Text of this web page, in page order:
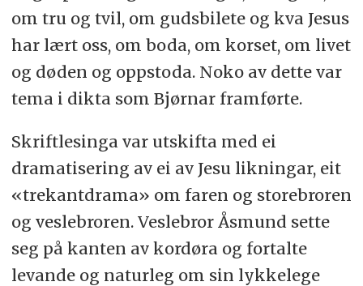
om tru og tvil, om gudsbilete og kva Jesus
har lært oss, om boda, om korset, om livet
og døden og oppstoda. Noko av dette var
tema i dikta som Bjørnar framførte.
Skriftlesinga var utskifta med ei
dramatisering av ei av Jesu likningar, eit
«trekantdrama» om faren og storebroren
og veslebroren. Veslebror Åsmund sette
seg på kanten av kordøra og fortalte
levande og naturleg om sin lykkelege